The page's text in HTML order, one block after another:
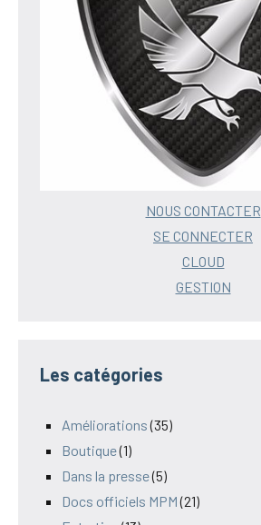
NOUS CONTACTER
SE CONNECTER
CLOUD
GESTION
Les catégories
Améliorations(35)
Boutique(1)
Dans la presse(5)
Docs officiels MPM(21)